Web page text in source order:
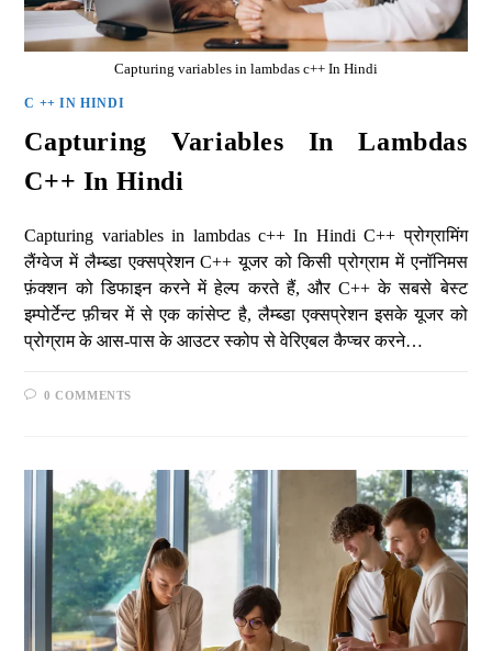
Capturing variables in lambdas c++ In Hindi
C ++ IN HINDI
Capturing Variables In Lambdas
C++ In Hindi
Capturing variables in lambdas c++ In Hindi C++ प्रोग्रामिंग
लैंग्वेज में लैम्ब्डा एक्सप्रेशन C++ यूजर को किसी प्रोग्राम में एनॉनिमस
फ़ंक्शन को डिफाइन करने में हेल्प करते हैं, और C++ के सबसे बेस्ट
इम्पोर्टेन्ट फ़ीचर में से एक कांसेप्ट है, लैम्ब्डा एक्सप्रेशन इसके यूजर को
प्रोग्राम के आस-पास के आउटर स्कोप से वेरिएबल कैप्चर करने…
0 COMMENTS